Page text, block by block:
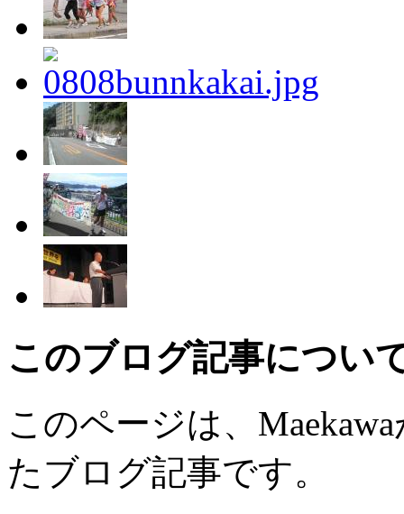
このブログ記事につい
このページは、
たブログ記事です。